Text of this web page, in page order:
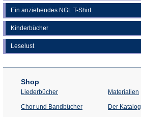
Ein anziehendes NGL T-Shirt
Kinderbücher
Leselust
Shop
Liederbücher
Chor und Bandbücher
Materialien
Der Katalog